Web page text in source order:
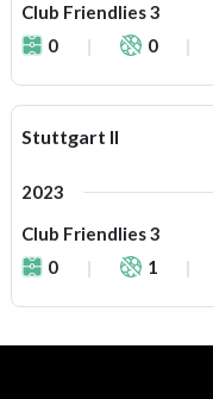
Club Friendlies 3
0
0
Stuttgart II
2023
Club Friendlies 3
0
1